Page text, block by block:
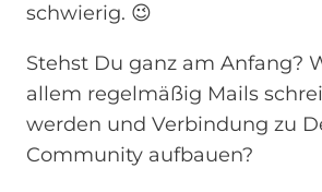
schwierig. 😉
Stehst Du ganz am Anfang?
allem regelmäßig Mails
werden und Verbindung zu
Community aufbauen?